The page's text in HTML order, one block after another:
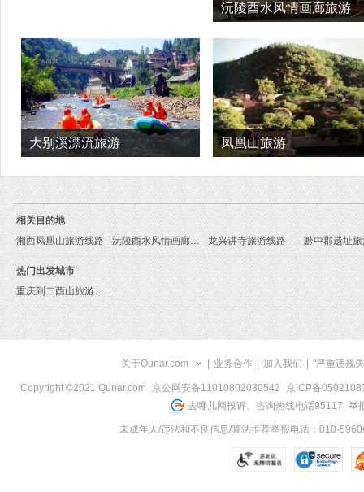
沅陵酉水风情画廊旅游
大别溪漂流旅游 凤凰山旅游
相关目的地
湘西凤凰山旅游线路
沅陵酉水风情画廊旅游线路 龙兴讲寺旅游线路 黔中郡遗址
热门出发城市
重庆到二酉山旅游报价
关于Qunar.com 业务合作 加入我们 "严重违规
Copyright ©2021 Qunar.com 京公网安备11010802030542
京ICP备
去哪儿网投诉、咨询热线电话95117 举
未成年人/违法和不良信息/算法推荐举报电话：010-